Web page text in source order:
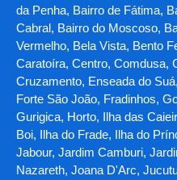
da Penha, Bairro de Fátima,
Cabral, Bairro do Moscoso,
Vermelho, Bela Vista, Bento
Caratoíra, Centro, Comdusa,
Cruzamento, Enseada do
Forte São João, Fradinhos,
Gurigica, Horto, Ilha das
Boi, Ilha do Frade, Ilha do
Jabour, Jardim Camburi,
Nazareth, Joana D'Arc,